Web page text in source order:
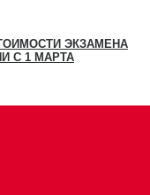
ЭКЗАМЕНА
С 1 МАРТА